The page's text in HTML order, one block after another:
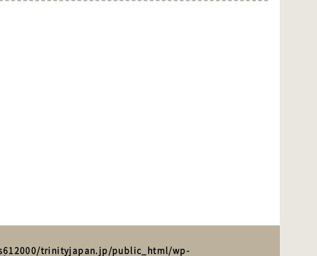
trinityjapan.jp/public_html/wp-